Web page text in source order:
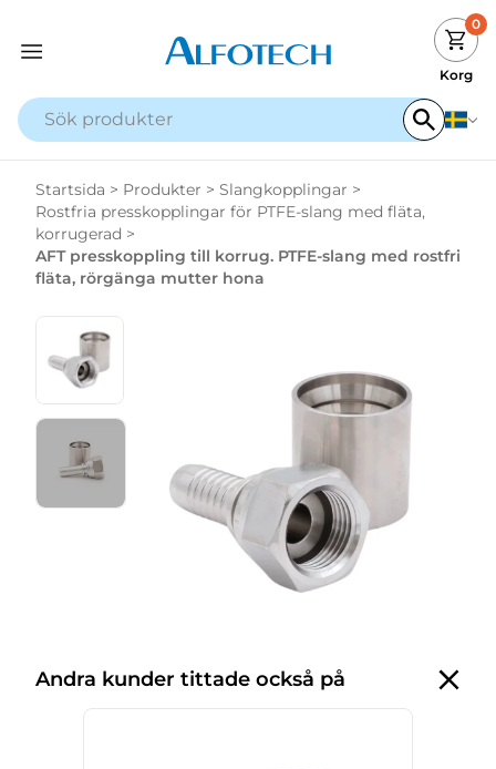
0
Korg
Startsida > Produkter > Slangkopplingar >
Rostfria presskopplingar för PTFE-slang med fläta,
korrugerad >
AFT presskoppling till korrug. PTFE-slang med rostfri
fläta, rörgänga mutter hona
Andra kunder tittade också på